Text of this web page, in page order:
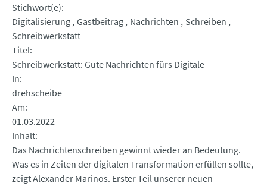
Stichwort(e)
Digitalisierung Gastbeitrag Nachrichten
Schreiben
Schreibwerkstatt
Titel
Schreibwerkstatt: Gute Nachrichten fürs Digitale
In
drehscheibe
Am
01.03.2022
Inhalt
Das Nachrichtenschreiben gewinnt wieder an Bedeutung.
Was es in Zeiten der digitalen Transformation erfüllen sollte,
zeigt Alexander Marinos. Erster Teil unserer neuen